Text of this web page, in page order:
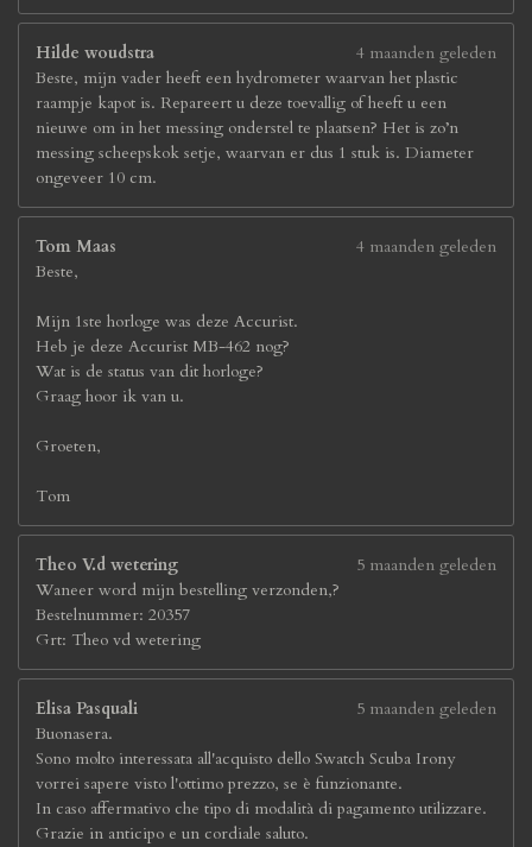
Hilde woudstra
4 maanden geleden
Beste, mijn vader heeft een hydrometer waarvan het plastic
raampje kapot is. Repareert u deze toevallig of heeft u een
nieuwe om in het messing onderstel te plaatsen? Het is zo’n
messing scheepskok setje, waarvan er dus 1 stuk is. Diameter
ongeveer 10 cm.
Tom Maas
4 maanden geleden
Beste,
Mijn 1ste horloge was deze Accurist.
Heb je deze Accurist MB-462 nog?
Wat is de status van dit horloge?
Graag hoor ik van u.
Groeten,
Tom
Theo V.d wetering
5 maanden geleden
Waneer word mijn bestelling verzonden,?
Bestelnummer: 20357
Grt: Theo vd wetering
Elisa Pasquali
5 maanden geleden
Buonasera.
Sono molto interessata all'acquisto dello Swatch Scuba Irony
vorrei sapere visto l'ottimo prezzo, se è funzionante.
In caso affermativo che tipo di modalità di pagamento utilizzare.
Grazie in anticipo e un cordiale saluto.